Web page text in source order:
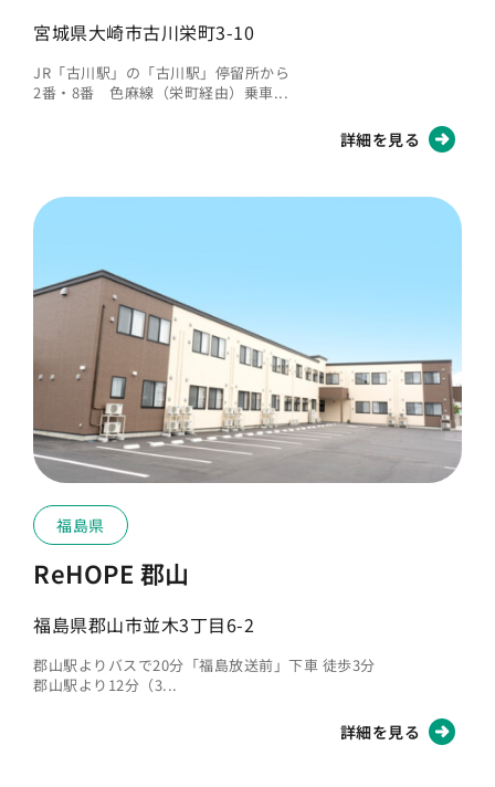
宮城県大崎市古川栄町3-10
JR「古川駅」の「古川駅」停留所から
2番・8番 色麻線（栄町経由）乗車...
詳細を見る
福島県
ReHOPE 郡山
福島県郡山市並木3丁目6-2
郡山駅よりバスで20分「福島放送前」下車 徒歩3分
郡山駅より12分（3...
詳細を見る